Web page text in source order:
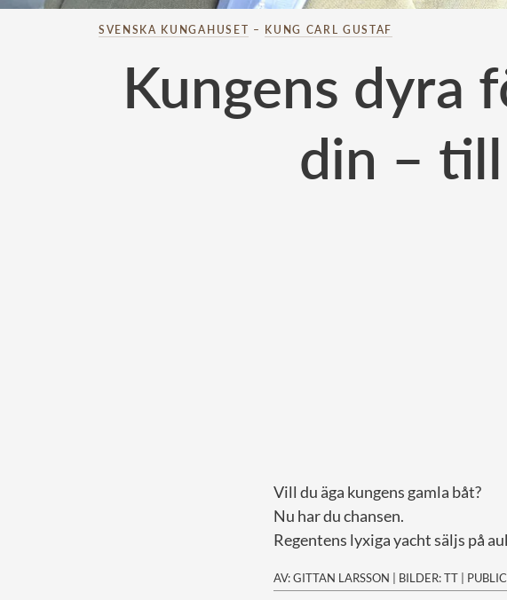
SVENSKA KUNGAHUSET – KUNG CARL GUSTAF
Kungens dyra
din –
Vill du äga kungens gamla båt?
Nu har du chansen.
Regentens lyxiga yacht säljs på
AV: GITTAN LARSSON | BILDER: TT |